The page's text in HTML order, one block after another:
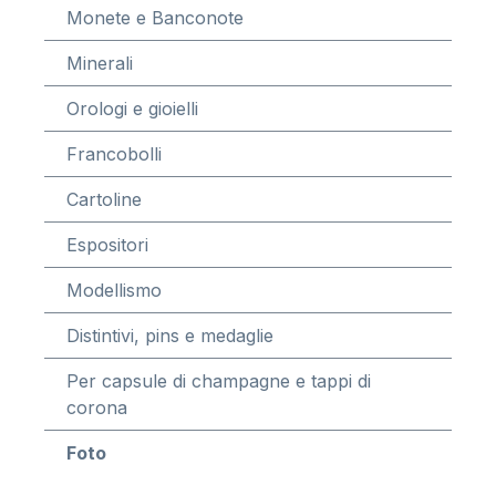
Monete e Banconote
Minerali
Orologi e gioielli
Francobolli
Cartoline
Espositori
Modellismo
Distintivi, pins e medaglie
Per capsule di champagne e tappi di
corona
Foto